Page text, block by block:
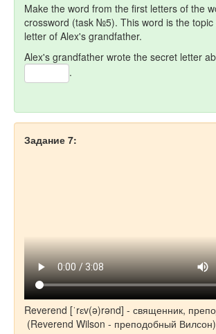
Make the word from the first letters of the
crossword (task №5). This word is the topic
letter of Alex's grandfather.
Alex's grandfather wrote the secret letter
.
Задание 7:
Reverend [ˈrɛv(ə)rənd] - священник,
(Reverend Wilson - преподобный Вилсон)